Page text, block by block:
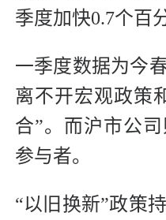
季度加快0.7个百
一季度数据为今
离不开宏观政策
合”。而沪市公
参与者。
“以旧换新”政策